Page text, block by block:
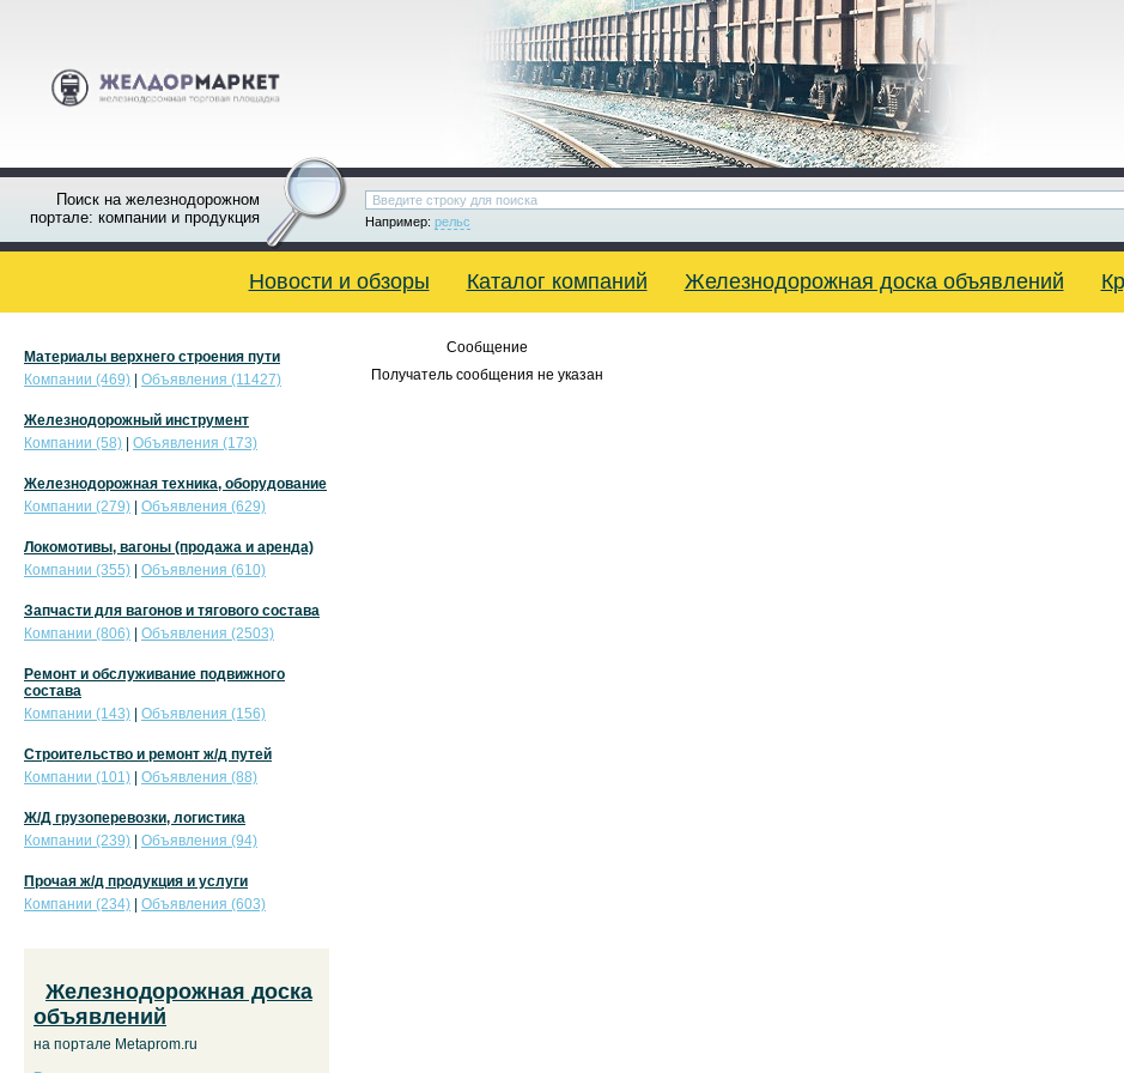
Поиск на железнодорожном
портале: компании и продукция
Например: рельс
Новости и обзоры Каталог компаний Железнодорожная доска объявлений
Сообщение
Получатель сообщения не указан
Материалы верхнего строения пути
Компании (469)
Объявления (11427)
Железнодорожный инструмент
Компании (58)
Объявления (173)
Железнодорожная техника, оборудование
Компании (279)
Объявления (629)
Локомотивы, вагоны (продажа и аренда)
Компании (355)
Объявления (610)
Запчасти для вагонов и тягового состава
Компании (806)
Объявления (2503)
Ремонт и обслуживание подвижного
состава
Компании (143)
Объявления (156)
Строительство и ремонт ж/д путей
Компании (101)
Объявления (88)
Ж/Д грузоперевозки, логистика
Компании (239)
Объявления (94)
Прочая ж/д продукция и услуги
Компании (234)
Объявления (603)
Железнодорожная доска
объявлений
на портале Metaprom.ru